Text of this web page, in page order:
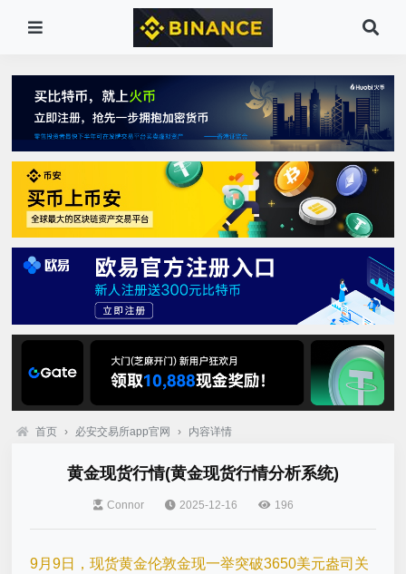
首页 › 必安交易所app官网 › 内容详情
黄金现货行情(黄金现货行情分析系统)
Connor 2025-12-16 196
9月9日，现货黄金伦敦金现一举突破3650美元盎司关